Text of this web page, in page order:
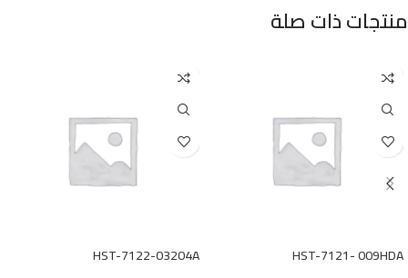
منتجات ذات صلة
HST-7121- 009HDA
HST-7122-03204A